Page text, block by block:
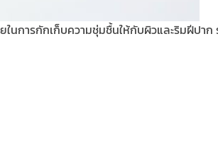
นการกักเก็บความชุ่มชื้นให้กับผิวและริมฝีปา